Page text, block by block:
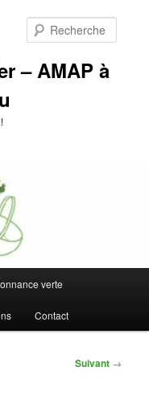
– AMAP à
verte
Contact
Suivant →